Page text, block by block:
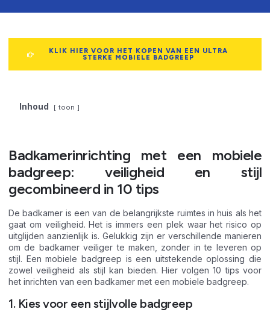
KLIK HIER VOOR HET KOPEN VAN EEN ULTRA
STERKE MOBIELE BADGREEP
Inhoud toon
Badkamerinrichting met een mobiele
badgreep: veiligheid en stijl
gecombineerd in 10 tips
De badkamer is een van de belangrijkste ruimtes in huis als het
gaat om veiligheid. Het is immers een plek waar het risico op
uitglijden aanzienlijk is. Gelukkig zijn er verschillende manieren
om de badkamer veiliger te maken, zonder in te leveren op
stijl. Een mobiele badgreep is een uitstekende oplossing die
zowel veiligheid als stijl kan bieden. Hier volgen 10 tips voor
het inrichten van een badkamer met een mobiele badgreep.
1. Kies voor een stijlvolle badgreep